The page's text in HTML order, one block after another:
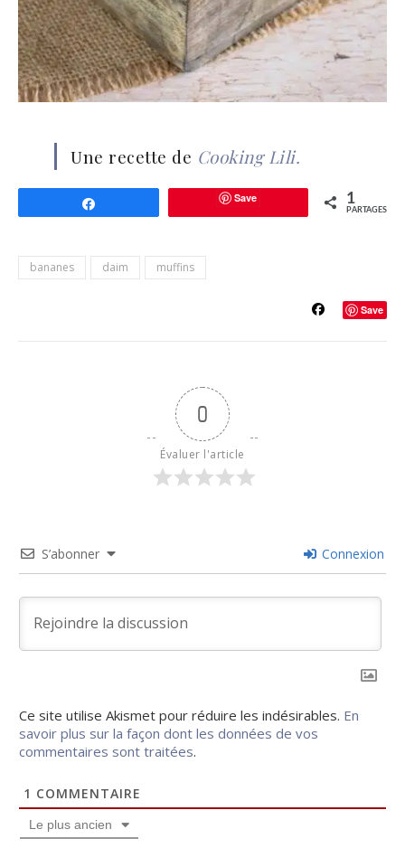
Une recette de Cooking Lili.
Save 1
PARTAGES
bananes daim muffins
Save
0
Évaluer l'article
S’abonner Connexion
Ce site utilise Akismet pour réduire les indésirables. En
savoir plus sur la façon dont les données de vos
commentaires sont traitées.
1 COMMENTAIRE
Le plus ancien